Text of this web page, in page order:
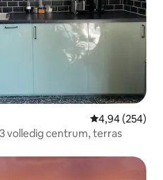
Gemiddelde
4,94 (254)
volledig centrum, terras